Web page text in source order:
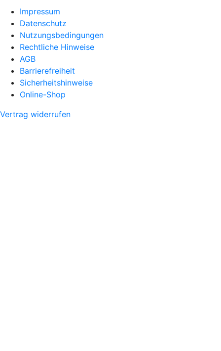
Impressum
Datenschutz
Nutzungsbedingungen
Rechtliche Hinweise
AGB
Barrierefreiheit
Sicherheitshinweise
Online-Shop
Vertrag widerrufen